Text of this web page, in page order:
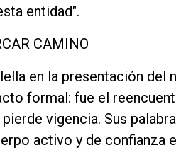
entidad".
CAMINO
en la presentación del
formal: fue el
vigencia. Sus
activo y de confianza